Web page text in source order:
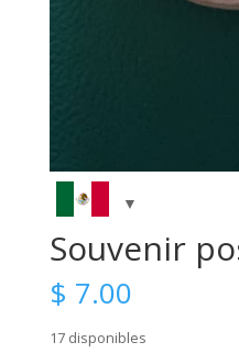
Souvenir
$ 7.00
17 disponibles